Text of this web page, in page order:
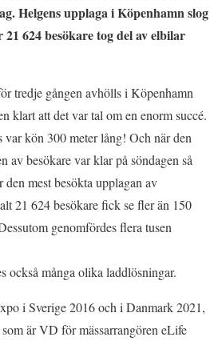
Helgens upplaga i Köpenhamn slog
624 besökare tog del av elbilar
tredje gången avhölls i Köpenhamn
klart att det var tal om en enorm succé.
var kön 300 meter lång! Och när den
av besökare var klar på söndagen så
mest besökta upplagan av
21 624 besökare fick se fler än 150
genomfördes flera tusen
också många olika laddlösningar.
i Sverige 2016 och i Danmark 2021,
är VD för mässarrangören eLife